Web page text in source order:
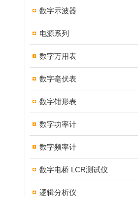
数字示波器
电源系列
数字万用表
数字毫伏表
数字钳形表
数字功率计
数字频率计
数字电桥 LCR测试仪
逻辑分析仪